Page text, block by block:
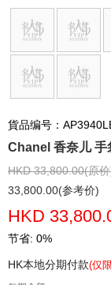
貨品编号：
Chanel 香奈儿 手
HKD 33,800.00(原
33,800.00(参考价)
HKD
节省: 0%
HK本地分期付款(仅